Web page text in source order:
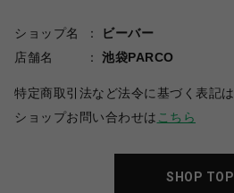
ショップ名
ビーバー
店舗名
池袋PARCO
特定商取引法など法令に基づく表記は
ショップお問い合わせは こちら
SHOP TOP